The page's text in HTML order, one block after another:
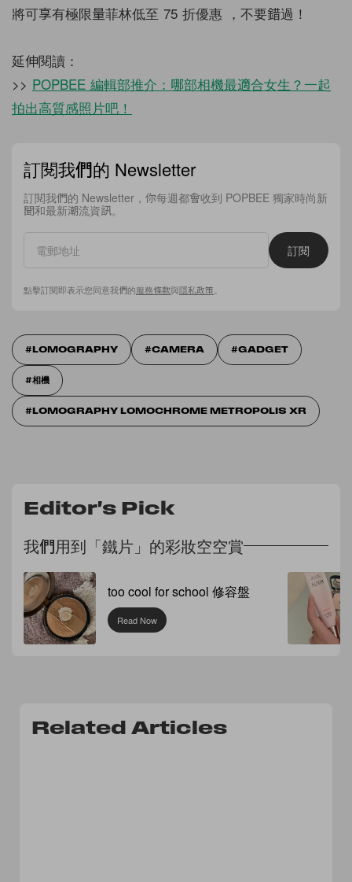
將可享有極限量菲林低至 75 折優惠 ，不要錯過！
延伸閱讀：
>> POPBEE 編輯部推介：哪部相機最適合女生？一起
拍出高質感照片吧！
訂閱我們的 Newsletter
訂閱我們的 Newsletter，你每週都會收到 POPBEE 獨家時尚新
聞和最新潮流資訊。
訂閱
點擊訂閱即表示您同意我們的服務條款與隱私政策
LOMOGRAPHY CAMERA GADGET
相機
LOMOGRAPHY LOMOCHROME METROPOLIS XR
Editor's Pick
我們用到「鐵片」的彩妝空空賞
too cool for school 修容盤
Read Now
Related Articles